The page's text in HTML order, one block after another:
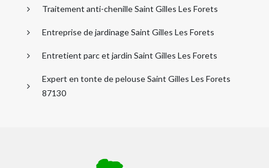
Traitement anti-chenille Saint Gilles Les Forets
Entreprise de jardinage Saint Gilles Les Forets
Entretient parc et jardin Saint Gilles Les Forets
Expert en tonte de pelouse Saint Gilles Les Forets
87130